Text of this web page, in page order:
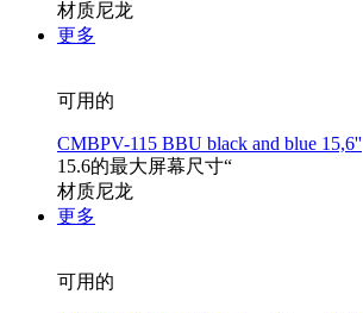
材质尼龙
更多
可用的
CMBPV-115 BBU black and blue 15,6''
15.6的最大屏幕尺寸“
材质尼龙
更多
可用的